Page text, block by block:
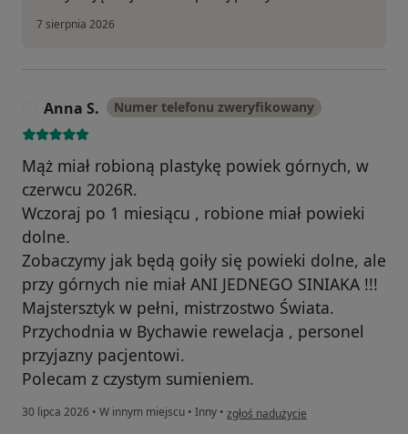
7 sierpnia 2026
Anna S. Numer telefonu zweryfikowany
Mąż miał robioną plastykę powiek górnych, w
czerwcu 2026R.
Wczoraj po 1 miesiącu , robione miał powieki
dolne.
Zobaczymy jak będą goiły się powieki dolne, ale
przy górnych nie miał ANI JEDNEGO SINIAKA !!!
Majstersztyk w pełni, mistrzostwo Świata.
Przychodnia w Bychawie rewelacja , personel
przyjazny pacjentowi.
Polecam z czystym sumieniem.
30 lipca 2026 • W innym miejscu • Inny • w opinii użytkownika Anna S.
zgłoś nadużycie